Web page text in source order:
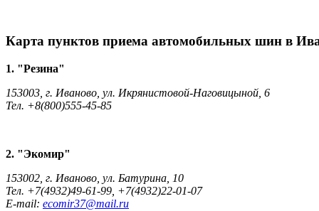
Карта пунктов приема автомобильных шин в
1. "Резина"
153003, г. Иваново, ул. Икрянистовой-Наговицыной, 6
Тел. +8(800)555-45-85
2. "Экомир"
153002, г. Иваново, ул. Батурина, 10
Тел. +7(4932)49-61-99, +7(4932)22-01-07
E-mail: ecomir37@mail.ru